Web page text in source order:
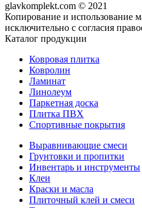
glavkomplekt.com © 2021
Копирование и использование
исключительно с согласия
Каталог продукции
Ковровая плитка
Ковролин
Ламинат
Линолеум
Паркетная доска
Плитка ПВХ
Спортивные покрытия
Выравнивающие смеси
Грунтовки и пропитки
Инвентарь и инструменты
Клеи
Краски и масла
Плиточный клей и смеси